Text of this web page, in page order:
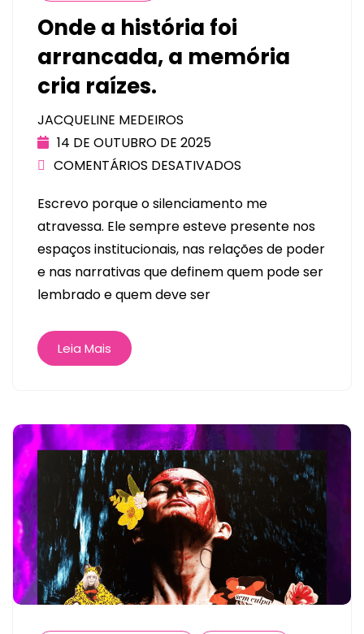
Onde a história foi
arrancada, a memória
cria raízes.
JACQUELINE MEDEIROS
14 DE OUTUBRO DE 2025
COMENTÁRIOS DESATIVADOS
Escrevo porque o silenciamento me
atravessa. Ele sempre esteve presente nos
espaços institucionais, nas relações de poder
e nas narrativas que definem quem pode ser
lembrado e quem deve ser
Leia Mais